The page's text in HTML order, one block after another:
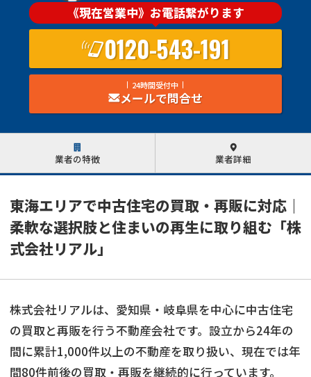
《現在営業中》お電話繋がります
0120-543-191
24時間受付中
メールで問合せ
業者の特徴 業者詳細
東海エリアで中古住宅の買取・再販に対応｜
柔軟な選択肢と住まいの再生に取り組む「株
式会社リアル」
株式会社リアルは、愛知県・岐阜県を中心に中古住宅
の買取と再販を行う不動産会社です。設立から24年の
間に累計1,000件以上の不動産を取り扱い、現在では年
間80件前後の買取・再販を継続的に行っています。